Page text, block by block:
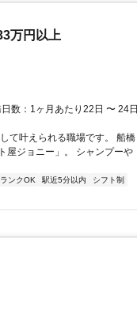
万円以上
数：1ヶ月あたり22日 〜 24日
て叶えられる職場です。 船橋
屋ジョニー」。 シャンプーや
ンクOK 駅近5分以内
シフト制